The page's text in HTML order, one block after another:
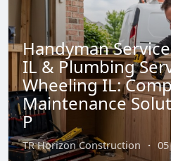
Handyman
IL & Plumbing
Wheeling IL:
Maintenance
P
TR Horizon Construction ·